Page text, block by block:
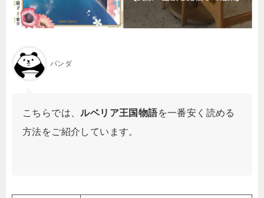
パンダ
こちらでは、 ルベリア王国物語を一番安く読める
方法をご紹介しています。